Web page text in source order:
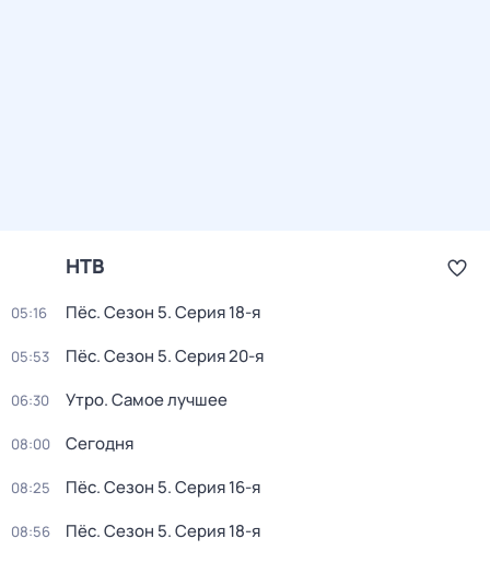
НТВ
05:16 Пёс. Сезон 5. Серия 18-я
05:53 Пёс. Сезон 5. Серия 20-я
06:30 Утро. Самое лучшее
08:00 Сегодня
08:25 Пёс. Сезон 5. Серия 16-я
08:56 Пёс. Сезон 5. Серия 18-я